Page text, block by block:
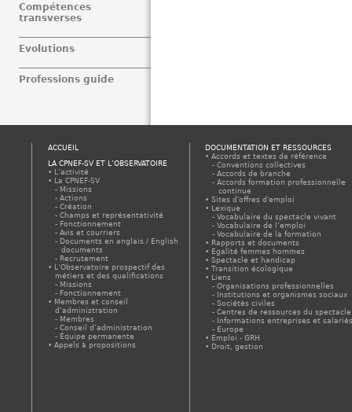
Compétences
transverses
Evolutions
Professions guide
ACCUEIL
LA CPNEF-SV ET L’OBSERVATOIRE
L’activité
La CPNEF-SV
Missions
Actions
Création
Champs et représentativité
Fonctionnement
Avis et courriers
Documents en anglais / English
documents
Recrutement
L’Observatoire prospectif des
métiers et des qualifications
Missions
Fonctionnement
Membres et conseil
d’administration
Membres
Conseil d’administration
Équipe permanente
Appels à propositions
DOCUMENTATION ET RESSOURCES
Accords et textes de référence
Conventions collectives
Accords de branche
Accords formation professionnelle
continue
Sites d'offres d'emploi
Lexique
Vocabulaire du spectacle vivant
Vocabulaire de l’emploi
Vocabulaire de la formation
Rapports et documents
Egalité femmes hommes
Spectacle et handicap
Transition écologique
Liens
Organisations professionnelles
Institutions et organismes sociaux
Sociétés civiles
Centres de ressources du spectacle
Informations entreprises et
Europe
Emploi - GRH
Droit, gestion